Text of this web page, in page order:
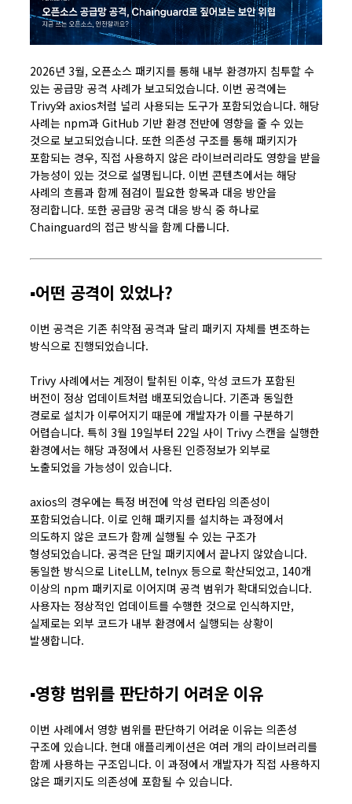
2026년 3월, 오픈소스 패키지를 통해 내부 환경까지 침투할 수
있는 공급망 공격 사례가 보고되었습니다. 이번 공격에는
Trivy와 axios처럼 널리 사용되는 도구가 포함되었습니다. 해당
사례는 npm과 GitHub 기반 환경 전반에 영향을 줄 수 있는
것으로 보고되었습니다. 또한 의존성 구조를 통해 패키지가
포함되는 경우, 직접 사용하지 않은 라이브러리라도 영향을 받을
가능성이 있는 것으로 설명됩니다. 이번 콘텐츠에서는 해당
사례의 흐름과 함께 점검이 필요한 항목과 대응 방안을
정리합니다. 또한 공급망 공격 대응 방식 중 하나로
Chainguard의 접근 방식을 함께 다룹니다.
▪️어떤 공격이 있었나?
이번 공격은 기존 취약점 공격과 달리 패키지 자체를 변조하는
방식으로 진행되었습니다.
Trivy 사례에서는 계정이 탈취된 이후, 악성 코드가 포함된
버전이 정상 업데이트처럼 배포되었습니다. 기존과 동일한
경로로 설치가 이루어지기 때문에 개발자가 이를 구분하기
어렵습니다. 특히 3월 19일부터 22일 사이 Trivy 스캔을 실행한
환경에서는 해당 과정에서 사용된 인증정보가 외부로
노출되었을 가능성이 있습니다.
axios의 경우에는 특정 버전에 악성 런타임 의존성이
포함되었습니다. 이로 인해 패키지를 설치하는 과정에서
의도하지 않은 코드가 함께 실행될 수 있는 구조가
형성되었습니다. 공격은 단일 패키지에서 끝나지 않았습니다.
동일한 방식으로 LiteLLM, telnyx 등으로 확산되었고, 140개
이상의 npm 패키지로 이어지며 공격 범위가 확대되었습니다.
사용자는 정상적인 업데이트를 수행한 것으로 인식하지만,
실제로는 외부 코드가 내부 환경에서 실행되는 상황이
발생합니다.
▪️영향 범위를 판단하기 어려운 이유
이번 사례에서 영향 범위를 판단하기 어려운 이유는 의존성
구조에 있습니다. 현대 애플리케이션은 여러 개의 라이브러리를
함께 사용하는 구조입니다. 이 과정에서 개발자가 직접 사용하지
않은 패키지도 의존성에 포함될 수 있습니다.